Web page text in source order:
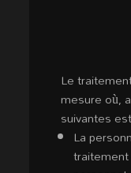
Le
mesure où,
suivantes
La